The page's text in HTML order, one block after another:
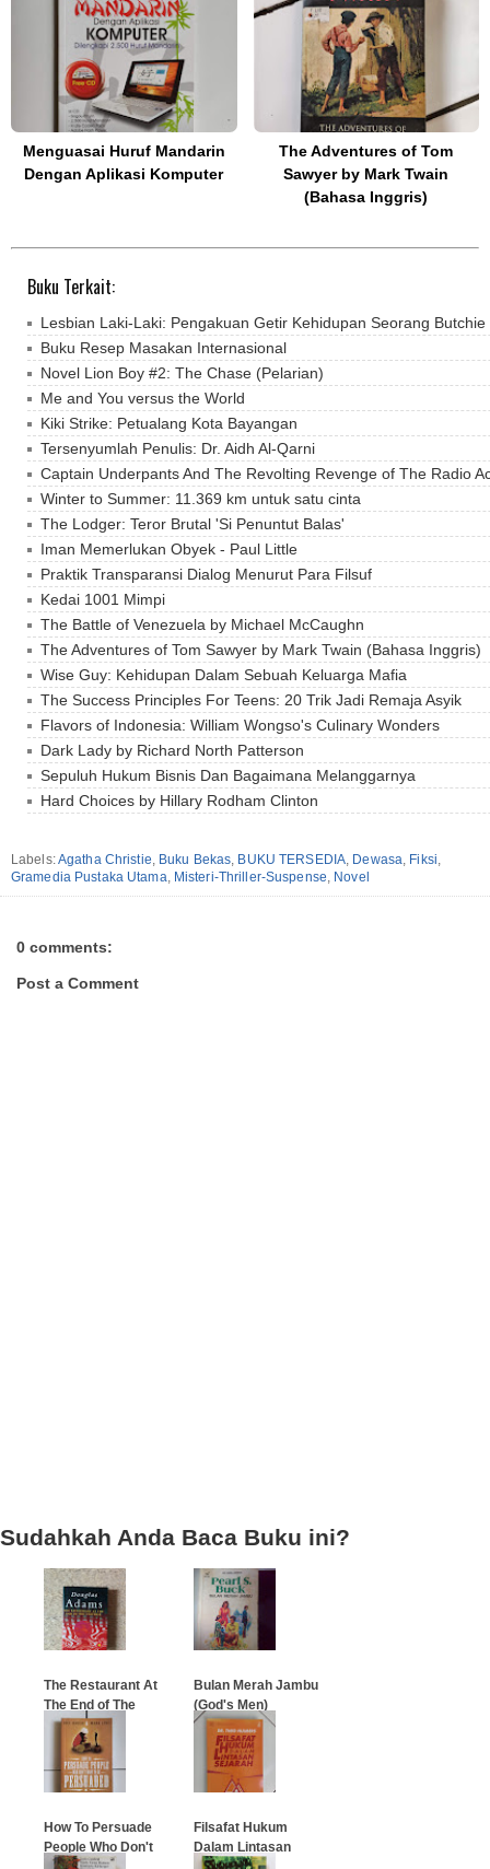
Menguasai Huruf Mandarin
Dengan Aplikasi Komputer
The Adventures of Tom
Sawyer by Mark Twain
(Bahasa Inggris)
Buku Terkait:
Lesbian Laki-Laki: Pengakuan Getir Kehidupan Seorang Butchie
Buku Resep Masakan Internasional
Novel Lion Boy #2: The Chase (Pelarian)
Me and You versus the World
Kiki Strike: Petualang Kota Bayangan
Tersenyumlah Penulis: Dr. Aidh Al-Qarni
Captain Underpants And The Revolting Revenge of The Radio
Winter to Summer: 11.369 km untuk satu cinta
The Lodger: Teror Brutal 'Si Penuntut Balas'
Iman Memerlukan Obyek - Paul Little
Praktik Transparansi Dialog Menurut Para Filsuf
Kedai 1001 Mimpi
The Battle of Venezuela by Michael McCaughn
The Adventures of Tom Sawyer by Mark Twain (Bahasa Inggris)
Wise Guy: Kehidupan Dalam Sebuah Keluarga Mafia
The Success Principles For Teens: 20 Trik Jadi Remaja Asyik
Flavors of Indonesia: William Wongso's Culinary Wonders
Dark Lady by Richard North Patterson
Sepuluh Hukum Bisnis Dan Bagaimana Melanggarnya
Hard Choices by Hillary Rodham Clinton
Labels:Agatha Christie, Buku Bekas, BUKU TERSEDIA, Dewasa, Fiksi,
Gramedia Pustaka Utama, Misteri-Thriller-Suspense, Novel
0 comments:
Post a Comment
Sudahkah Anda Baca Buku ini?
The Restaurant At
The End of The
Universe
Bulan Merah Jambu
(God's Men)
How To Persuade
People Who Don't
Filsafat Hukum
Dalam Lintasan